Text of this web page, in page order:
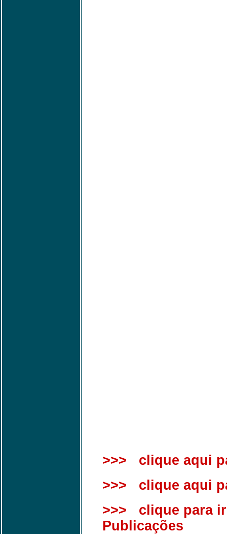
>>> clique aqui
>>> clique aqui
>>> clique para ir
Publicações